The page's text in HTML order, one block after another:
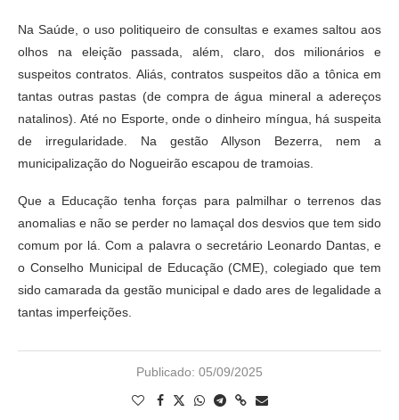
Na Saúde, o uso politiqueiro de consultas e exames saltou aos
olhos na eleição passada, além, claro, dos milionários e
suspeitos contratos. Aliás, contratos suspeitos dão a tônica em
tantas outras pastas (de compra de água mineral a adereços
natalinos). Até no Esporte, onde o dinheiro míngua, há suspeita
de irregularidade. Na gestão Allyson Bezerra, nem a
municipalização do Nogueirão escapou de tramoias.
Que a Educação tenha forças para palmilhar o terrenos das
anomalias e não se perder no lamaçal dos desvios que tem sido
comum por lá. Com a palavra o secretário Leonardo Dantas, e
o Conselho Municipal de Educação (CME), colegiado que tem
sido camarada da gestão municipal e dado ares de legalidade a
tantas imperfeições.
Publicado: 05/09/2025